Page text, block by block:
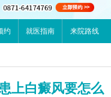
约 就医指南 来院路线
上白癜风要怎么